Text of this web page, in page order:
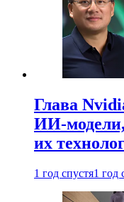
Глава
ИИ-
их
1 год спустя1 год